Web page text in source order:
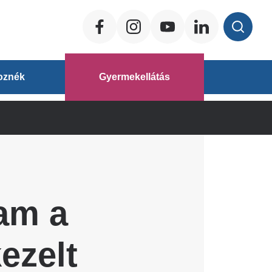
Social
Gyermekellátás
a